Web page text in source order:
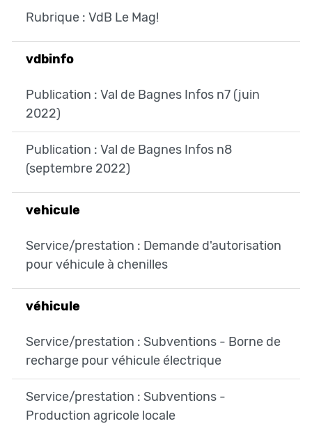
Rubrique : VdB Le Mag!
vdbinfo
Publication : Val de Bagnes Infos n7 (juin
2022)
Publication : Val de Bagnes Infos n8
(septembre 2022)
vehicule
Service/prestation : Demande d'autorisation
pour véhicule à chenilles
véhicule
Service/prestation : Subventions - Borne de
recharge pour véhicule électrique
Service/prestation : Subventions -
Production agricole locale